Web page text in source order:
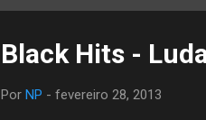
Black Hits -
Por NP - fevereiro 28, 2013